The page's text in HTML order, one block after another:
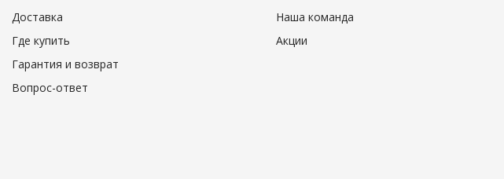
Доставка
Где купить
Гарантия и возврат
Вопрос-ответ
Наша команда
Акции